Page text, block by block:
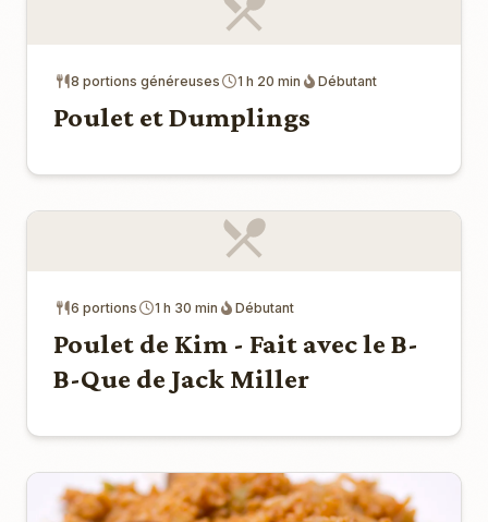
8 portions généreuses 1 h 20 min Débutant
Poulet et Dumplings
6 portions 1 h 30 min Débutant
Poulet de Kim - Fait avec le B-
B-Que de Jack Miller